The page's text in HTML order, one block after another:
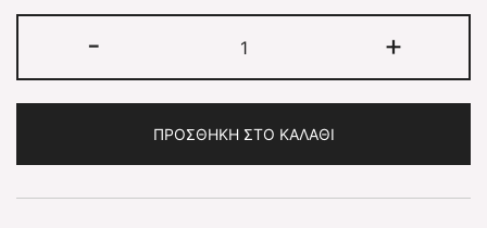
- +
ΠΡΟΣΘΉΚΗ ΣΤΟ ΚΑΛΆΘΙ